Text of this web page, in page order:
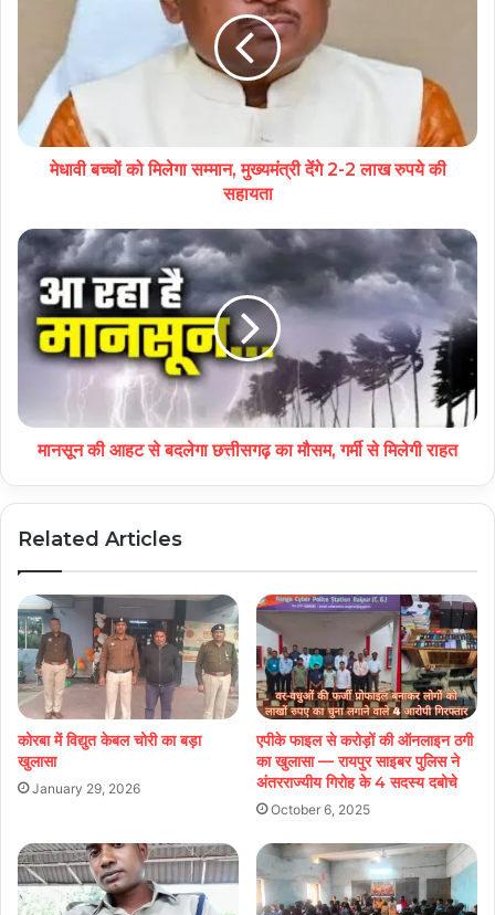
मेधावी बच्चों को मिलेगा सम्मान, मुख्यमंत्री देंगे 2-2 लाख रुपये की
सहायता
मानसून की आहट से बदलेगा छत्तीसगढ़ का मौसम, गर्मी से मिलेगी राहत
Related Articles
कोरबा में विद्युत केबल चोरी का बड़ा
खुलासा
January 29, 2026
एपीके फाइल से करोड़ों की ऑनलाइन ठगी
का खुलासा — रायपुर साइबर पुलिस ने
अंतरराज्यीय गिरोह के 4 सदस्य दबोचे
October 6, 2025